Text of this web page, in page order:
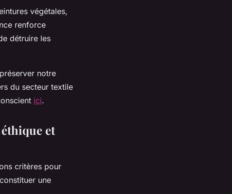
végétales,
renforce
détruire les
notre
du secteur textile
ici.
et
critères pour
une